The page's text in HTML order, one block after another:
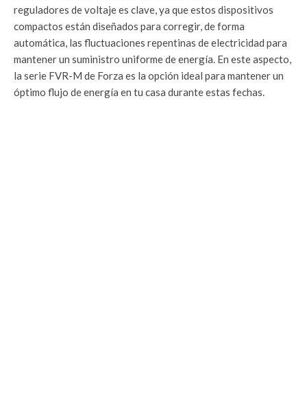
reguladores de voltaje es clave, ya que estos dispositivos
compactos están diseñados para corregir, de forma
automática, las fluctuaciones repentinas de electricidad para
mantener un suministro uniforme de energía. En este aspecto,
la serie FVR-M de Forza es la opción ideal para mantener un
óptimo flujo de energía en tu casa durante estas fechas.